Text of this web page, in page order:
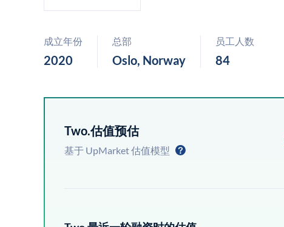
成立年份
2020
总部
Oslo, Norway
员工人数
84
Two.估值预估
基于 UpMarket 估值模型